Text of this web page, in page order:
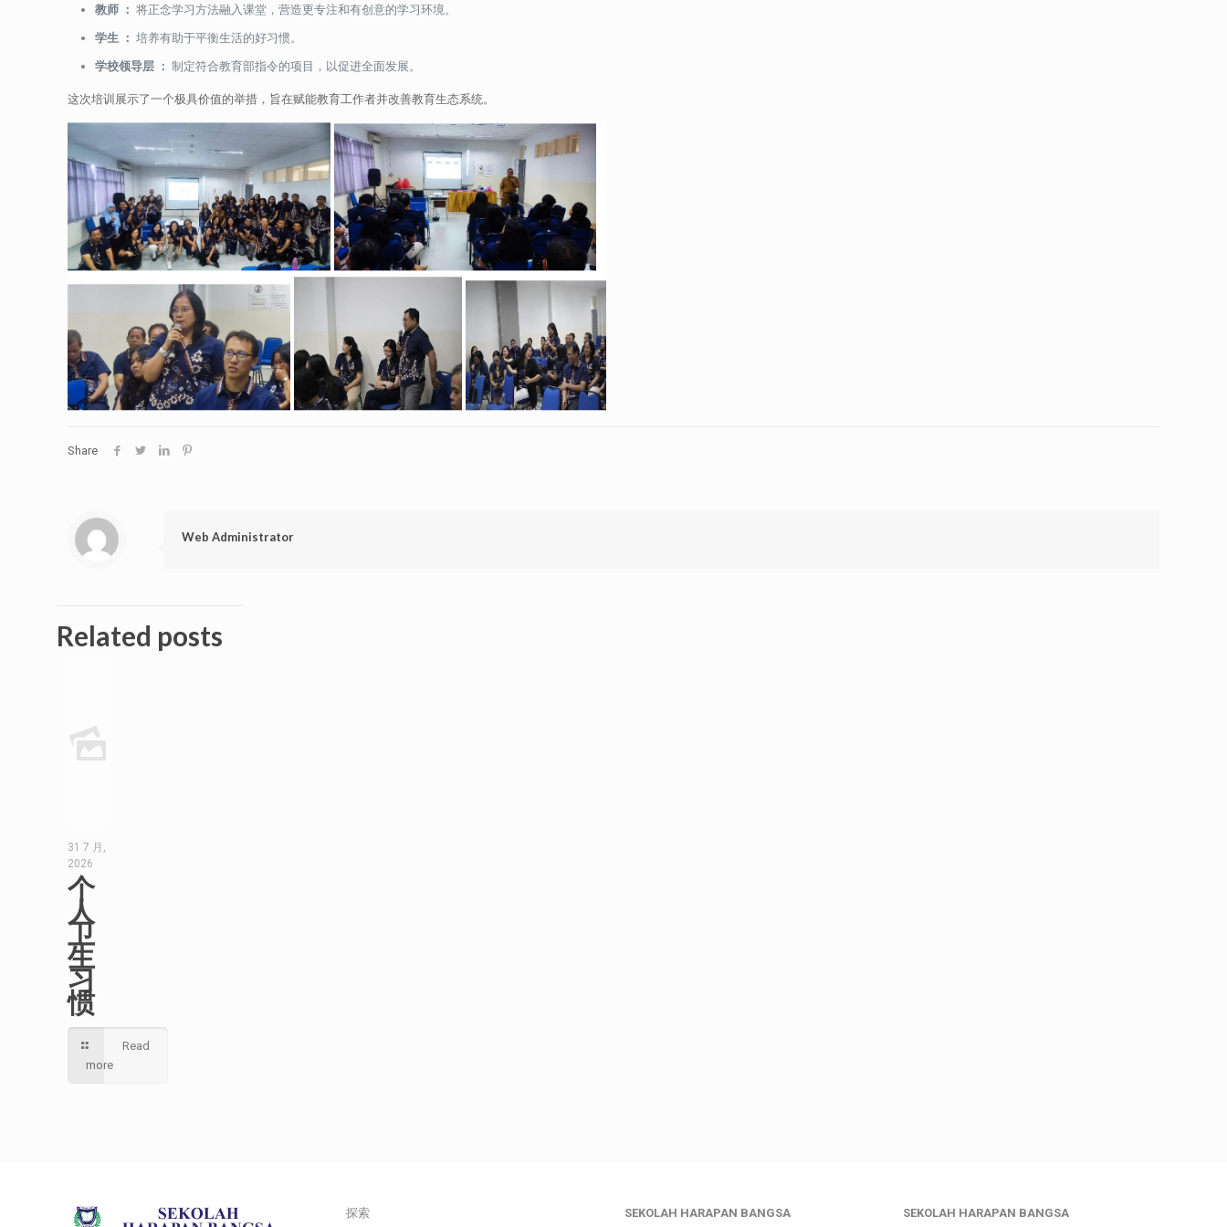
教师 ： 将正念学习方法融入课堂，营造更专注和有创意的学习环境。
学生 ： 培养有助于平衡生活的好习惯。
学校领导层 ： 制定符合教育部指令的项目，以促进全面发展。
这次培训展示了一个极具价值的举措，旨在赋能教育工作者并改善教育生态系统。
Share
Web Administrator
Related posts
31 7 月,
2026
个
人
卫
生
习
惯
Read
more
探索
SEKOLAH HARAPAN BANGSA
SEKOLAH HARAPAN BANGSA